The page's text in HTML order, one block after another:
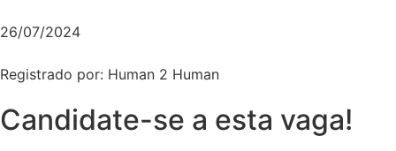
26/07/2024
Registrado por: Human 2 Human
Candidate-se a esta vaga!